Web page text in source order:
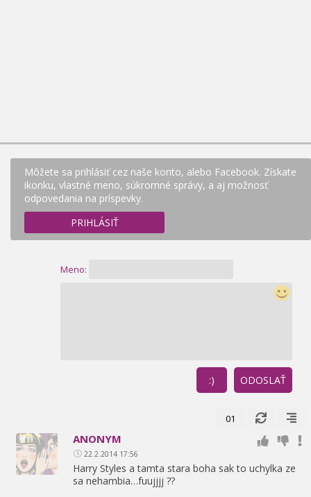
Môžete sa prihlásiť cez naše konto, alebo Facebook. Získate
ikonku, vlastné meno, súkromné správy, a aj možnosť
odpovedania na príspevky.
PRIHLÁSIŤ
Meno:
ODOSLAŤ
:)
01
ANONYM
22.2.2014 17:56
Harry Styles a tamta stara boha sak to uchylka ze
sa nehambia…fuujjjj ??